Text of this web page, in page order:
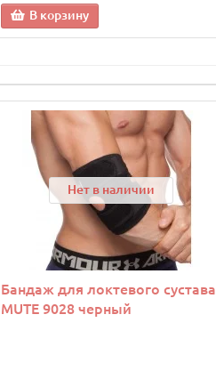
В корзину
Нет в наличии
Бандаж для локтевого сустава
MUTE 9028 черный